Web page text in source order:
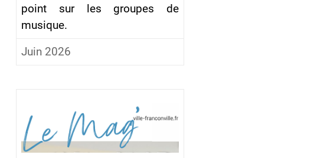
point sur les groupes de
musique.
Juin 2026